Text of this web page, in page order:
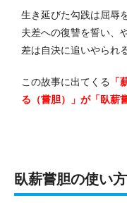
生き延びた勾践は屈辱
夫差への復讐を誓い、
差は自決に追いやられ
この故事に出てくる
る（嘗胆）」が「臥薪
臥薪嘗胆の使い